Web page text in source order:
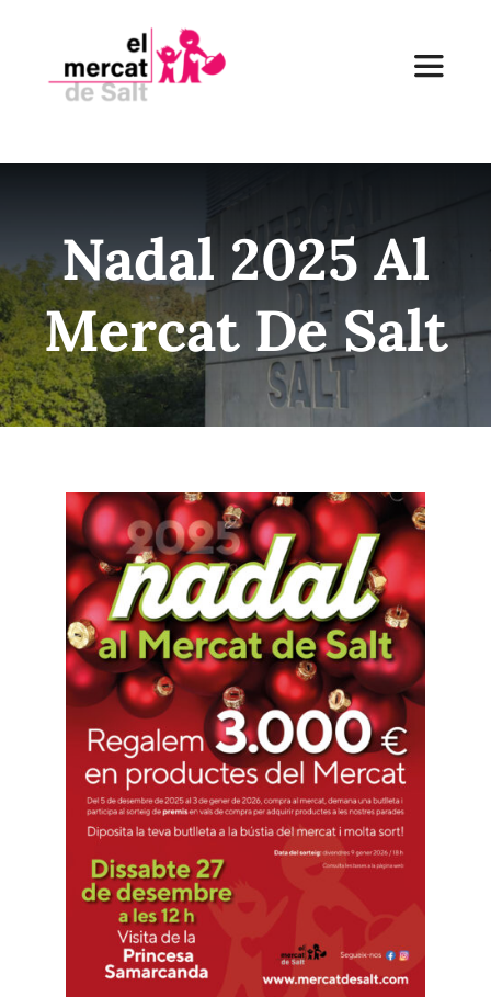
content
Toggle
Inici
El Mercat
Establiments
Receptes
Contacte
Nadal 2025 Al
Mercat De Salt